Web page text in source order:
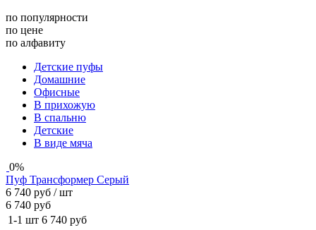
по популярности
по цене
по алфавиту
Детские пуфы
Домашние
Офисные
в прихожую
в спальню
Детские
В виде мяча
0%
Пуф Трансформер Серый
6 740 руб / шт
6 740 руб
1-1 шт 6 740 руб